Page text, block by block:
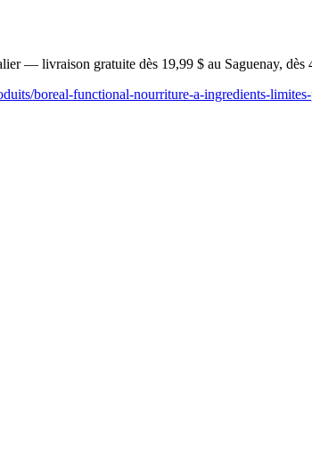
— livraison gratuite dès 19,99 $ au Saguenay, dès
boreal-functional-nourriture-a-ingredients-